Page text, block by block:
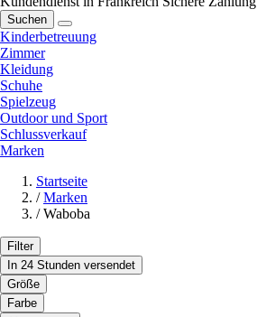
Suchen
Kinderbetreuung
Zimmer
Kleidung
Schuhe
Spielzeug
Outdoor und Sport
Schlussverkauf
Marken
Startseite
/ Marken
/ Waboba
Filter
In 24 Stunden versendet
Größe
Farbe